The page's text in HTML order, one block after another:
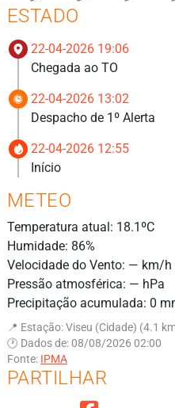
ESTADO
22-04-2026 19:06
Chegada ao TO
22-04-2026 13:02
Despacho de 1º Alerta
22-04-2026 12:55
Início
METEO
Temperatura atual: 18.1ºC
Humidade: 86%
Velocidade do Vento: — km/h
Pressão atmosférica: — hPa
Precipitação acumulada: 0
📍 Estação: Viseu (Cidade) (4.1
🕐 Dados de: 08/08/2026 02:00
Fonte: IPMA
PARTILHAR